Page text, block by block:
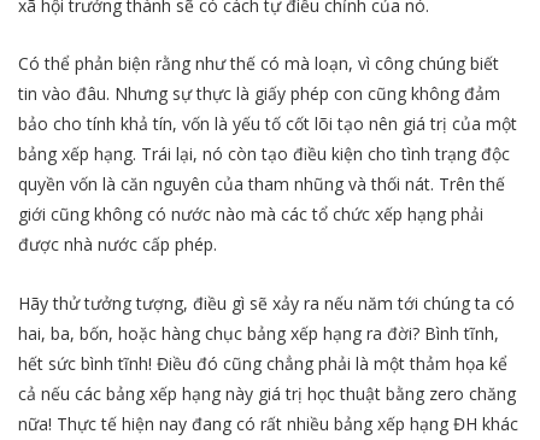
xã hội trưởng thành sẽ có cách tự điều chỉnh của nó.
Có thể phản biện rằng như thế có mà loạn, vì công chúng biết
tin vào đâu. Nhưng sự thực là giấy phép con cũng không đảm
bảo cho tính khả tín, vốn là yếu tố cốt lõi tạo nên giá trị của một
bảng xếp hạng. Trái lại, nó còn tạo điều kiện cho tình trạng độc
quyền vốn là căn nguyên của tham nhũng và thối nát. Trên thế
giới cũng không có nước nào mà các tổ chức xếp hạng phải
được nhà nước cấp phép.
Hãy thử tưởng tượng, điều gì sẽ xảy ra nếu năm tới chúng ta có
hai, ba, bốn, hoặc hàng chục bảng xếp hạng ra đời? Bình tĩnh,
hết sức bình tĩnh! Điều đó cũng chẳng phải là một thảm họa kể
cả nếu các bảng xếp hạng này giá trị học thuật bằng zero chăng
nữa! Thực tế hiện nay đang có rất nhiều bảng xếp hạng ĐH khác